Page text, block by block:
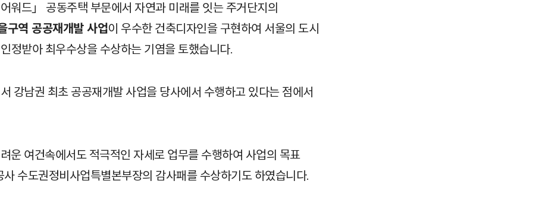
워드」 공동주택 부문에서 자연과 미래를 잇는 주거단지의
구역 공공재개발 사업이 우수한 건축디자인을 구현하여 서울의 도시
정받아 최우수상을 수상하는 기염을 토했습니다.
강남권 최초 공공재개발 사업을 당사에서 수행하고 있다는 점에서
운 여건속에서도 적극적인 자세로 업무를 수행하여 사업의 목표
수도권정비사업특별본부장의 감사패를 수상하기도 하였습니다.